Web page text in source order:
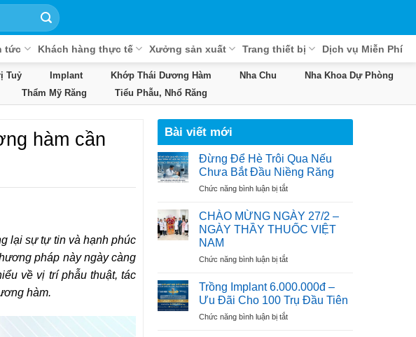
tức Khách hàng thực tế Xưởng sản xuất Trang thiết bị Dịch vụ Miễn Phí
Tuỷ Implant Khớp Thái Dương Hàm Nha Chu
Nha Khoa Dự Phòng
Thẩm Mỹ Răng Tiểu Phẫu, Nhổ Răng
hàm cần
lại sự tự tin và hạnh phúc
pháp này ngày càng
về vị trí phẫu thuật, tác
hàm.
Bài viết mới
Đừng Để Hè Trôi Qua Nếu
Chưa Bắt Đầu Niềng Răng
Chức năng bình luận bị tắtở
Để
Hè
Trôi
Nếu
Bắt
Đầu
Niềng
Răng
CHÀO MỪNG NGÀY 27/2 –
NGÀY THẦY THUỐC VIỆT
NAM
Chức năng bình luận bị tắtở
MỪNG
NGÀY
27/2
–
Trồng Implant 6.000.000đ –
Ưu Đãi Cho 100 Trụ Đầu Tiên
Chức năng bình luận bị tắtở